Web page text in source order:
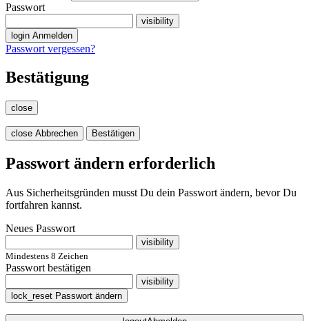
Passwort
visibility
login Anmelden
Passwort vergessen?
Bestätigung
close
close Abbrechen Bestätigen
Passwort ändern erforderlich
Aus Sicherheitsgründen musst Du dein Passwort ändern, bevor Du
fortfahren kannst.
Neues Passwort
visibility
Mindestens 8 Zeichen
Passwort bestätigen
visibility
lock_reset Passwort ändern